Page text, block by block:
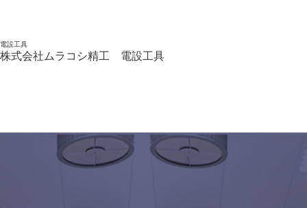
電設工具
株式会社ムラコシ精工 電設工具